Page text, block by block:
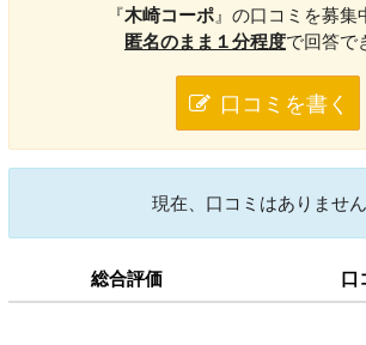
『木崎コーポ 』の口コミを募集
匿名のまま１分程度で回答で
口コミを書く
現在、口コミはありません
総合評価 口